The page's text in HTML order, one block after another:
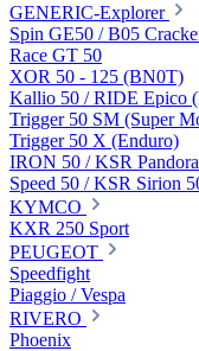
GENERIC-Explorer
Spin GE50 / B05
Race GT 50
XOR 50 - 125 (BN0T)
Kallio 50 / RIDE Epico
Trigger 50 SM (Super
Trigger 50 X (Enduro)
IRON 50 / KSR
Speed 50 / KSR Sirion
KYMCO
KXR 250 Sport
PEUGEOT
Speedfight
Piaggio / Vespa
RIVERO
Phoenix